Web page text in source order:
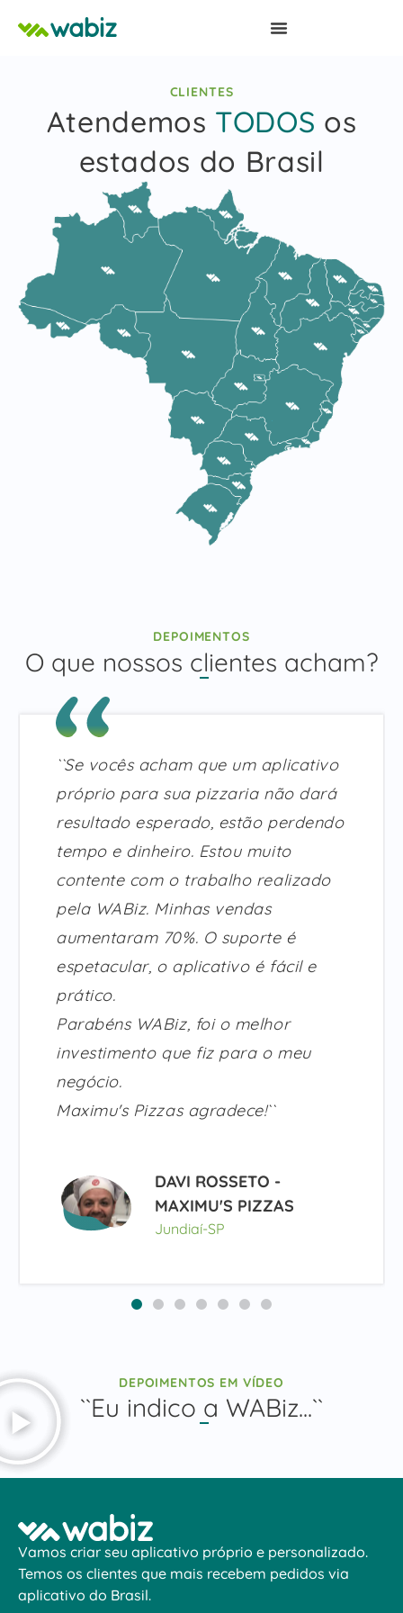
CLIENTES
Atendemos TODOS os
estados do Brasil
DEPOIMENTOS
O que nossos clientes acham?
``Se vocês acham que um aplicativo
próprio para sua pizzaria não dará
resultado esperado, estão perdendo
tempo e dinheiro. Estou muito
contente com o trabalho realizado
pela WABiz. Minhas vendas
aumentaram 70%. O suporte é
espetacular, o aplicativo é fácil e
prático.
Parabéns WABiz, foi o melhor
investimento que fiz para o meu
negócio.
Maximu's Pizzas agradece!``
DAVI ROSSETO -
MAXIMU'S PIZZAS
Jundiaí-SP
DEPOIMENTOS EM VÍDEO
``Eu indico a WABiz...``
Vamos criar seu aplicativo próprio e personalizado.
Temos os clientes que mais recebem pedidos via
aplicativo do Brasil.